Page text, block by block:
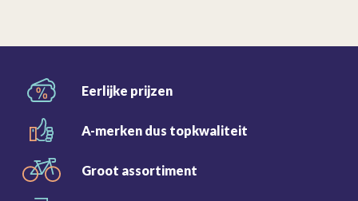
Eerlijke prijzen
A-merken dus topkwaliteit
Groot assortiment